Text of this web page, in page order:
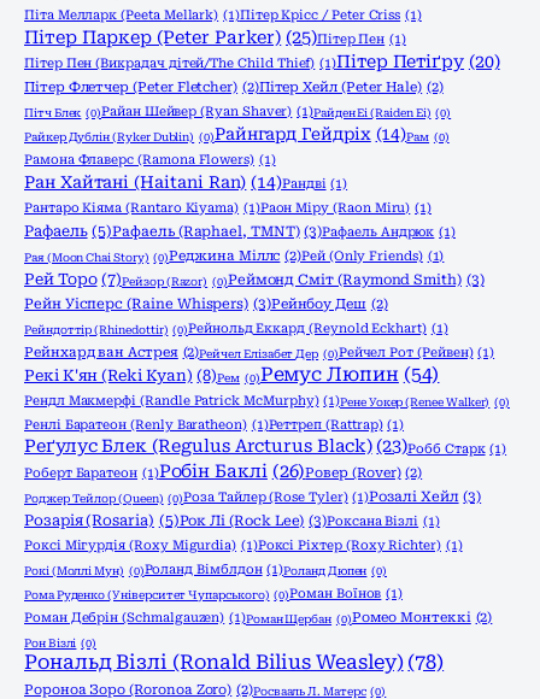
Піта Мелларк (Peeta Mellark) (1)Пітер Крісс / Peter Criss (1)
Пітер Паркер (Peter Parker) (25)Пітер Пен (1)
Пітер Пен (Викрадач дітей/The Child Thief) (1)Пітер Петіґру (20)
Пітер Флетчер (Peter Fletcher) (2)Пітер Хейл (Peter Hale) (2)
Пітч Блек (0)Райан Шейвер (Ryan Shaver) (1)Райден Еі (Raiden Ei) (0)
Райкер Дублін (Ryker Dublin) (0)Райнгард Гейдріх (14)Рам (0)
Рамона Флаверс (Ramona Flowers) (1)
Ран Хайтані (Haitani Ran) (14)Рандві (1)
Рантаро Кіяма (Rantaro Kiyama) (1)Раон Міру (Raon Miru) (1)
Рафаель (5)Рафаель (Raphael, TMNT) (3)Рафаель Андрюк (1)
Рая (Moon Chai Story) (0)Реджина Міллс (2)Рей (Only Friends) (1)
Рей Торо (7)Рейзор (Razor) (0)Реймонд Сміт (Raymond Smith) (3)
Рейн Уісперс (Raine Whispers) (3)Рейнбоу Деш (2)
Рейндоттір (Rhinedottir) (0)Рейнольд Еккард (Reynold Eckhart) (1)
Рейнхард ван Астрея (2)Рейчел Елізабет Дер (0)Рейчел Рот (Рейвен) (1)
Рекі К'ян (Reki Kyan) (8)Рем (0)Ремус Люпин (54)
Рендл Макмерфі (Randle Patrick McMurphy) (1)Рене Уокер (Renee Walker) (0)
Ренлі Баратеон (Renly Baratheon) (1)Реттреп (Rattrap) (1)
Реґулус Блек (Regulus Arcturus Black) (23)Робб Старк (1)
Роберт Баратеон (1)Робін Баклі (26)Ровер (Rover) (2)
Роджер Тейлор (Queen) (0)Роза Тайлер (Rose Tyler) (1)Розалі Хейл (3)
Розарія (Rosaria) (5)Рок Лі (Rock Lee) (3)Роксана Візлі (1)
Роксі Мігурдія (Roxy Migurdia) (1)Роксі Ріхтер (Roxy Richter) (1)
Рокі (Моллі Мун) (0)Роланд Вімблдон (1)Роланд Дюпен (0)
Рома Руденко (Університет Чупарського) (0)Роман Воїнов (1)
Роман Дебрін (Schmalgauzen) (1)Роман Щербан (0)Ромео Монтеккі (2)
Рон Візлі (0)
Рональд Візлі (Ronald Bilius Weasley) (78)
Ророноа Зоро (Roronoa Zoro) (2)Росвааль Л. Матерс (0)